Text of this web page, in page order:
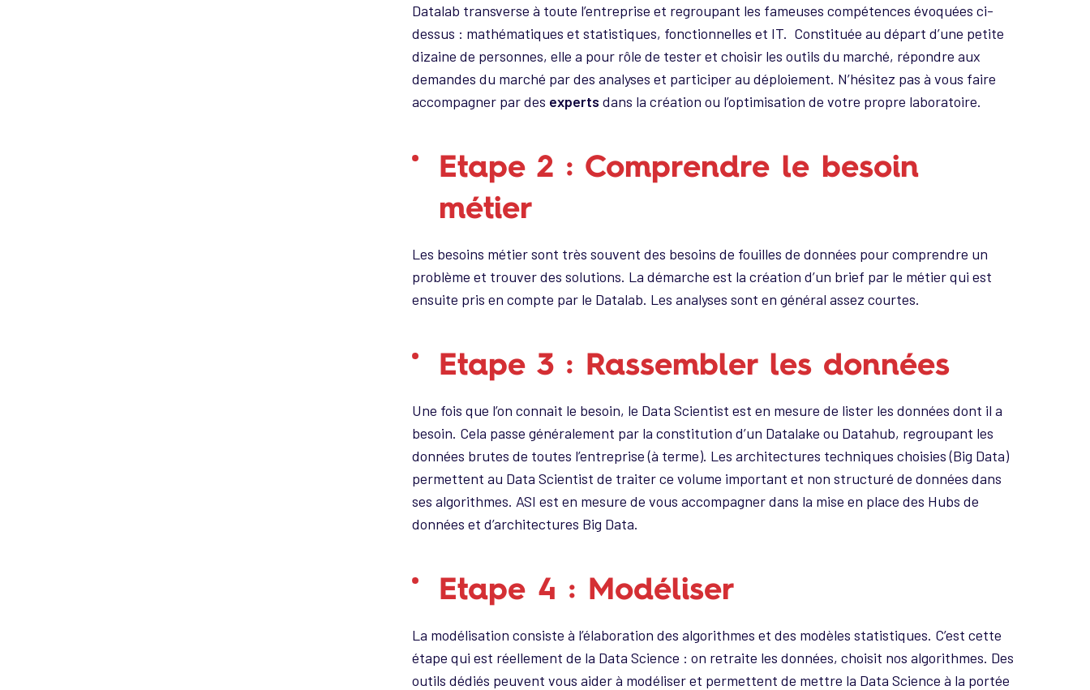
Datalab transverse à toute l’entreprise et regroupant les fameuses compétences évoquées ci-
dessus : mathématiques et statistiques, fonctionnelles et IT. Constituée au départ d’une petite
dizaine de personnes, elle a pour rôle de tester et choisir les outils du marché, répondre aux
demandes du marché par des analyses et participer au déploiement. N’hésitez pas à vous faire
accompagner par des experts dans la création ou l’optimisation de votre propre laboratoire.
Etape 2 : Comprendre le besoin
métier
Les besoins métier sont très souvent des besoins de fouilles de données pour comprendre un
problème et trouver des solutions. La démarche est la création d’un brief par le métier qui est
ensuite pris en compte par le Datalab. Les analyses sont en général assez courtes.
Etape 3 : Rassembler les données
Une fois que l’on connait le besoin, le Data Scientist est en mesure de lister les données dont il a
besoin. Cela passe généralement par la constitution d’un Datalake ou Datahub, regroupant les
données brutes de toutes l’entreprise (à terme). Les architectures techniques choisies (Big Data)
permettent au Data Scientist de traiter ce volume important et non structuré de données dans
ses algorithmes. ASI est en mesure de vous accompagner dans la mise en place des Hubs de
données et d’architectures Big Data.
Etape 4 : Modéliser
La modélisation consiste à l’élaboration des algorithmes et des modèles statistiques. C’est cette
étape qui est réellement de la Data Science : on retraite les données, choisit nos algorithmes. Des
outils dédiés peuvent vous aider à modéliser et permettent de mettre la Data Science à la portée